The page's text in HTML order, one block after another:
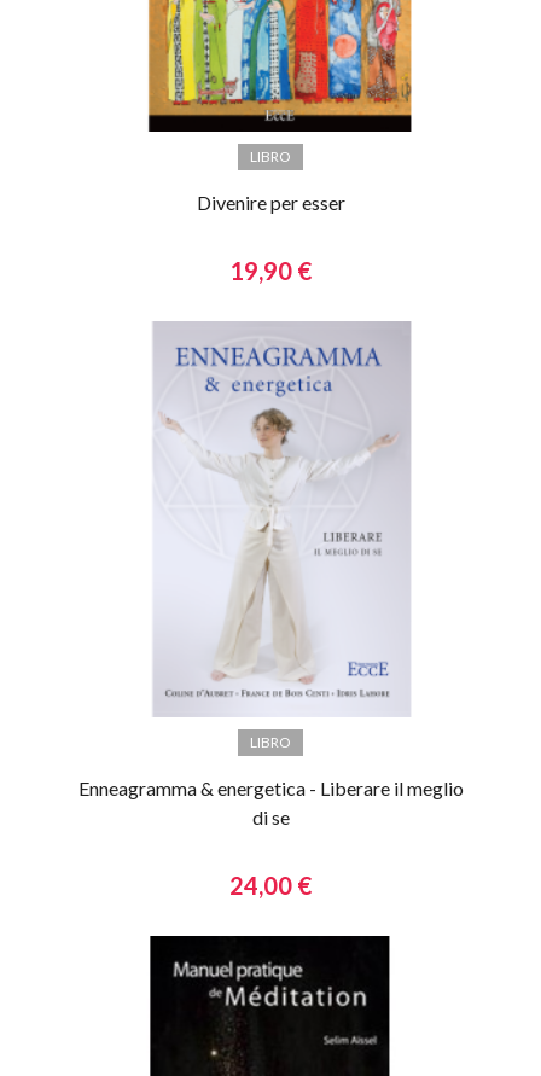
LIBRO
Divenire per esser
19,90 €
LIBRO
Enneagramma & energetica - Liberare il meglio
di se
24,00 €